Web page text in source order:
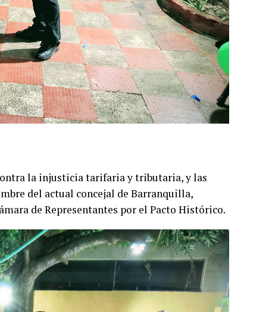
la injusticia tarifaria y tributaria, y las
del actual concejal de Barranquilla,
de Representantes por el Pacto Histórico.